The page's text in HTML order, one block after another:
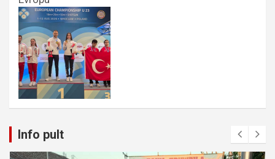
Info pult